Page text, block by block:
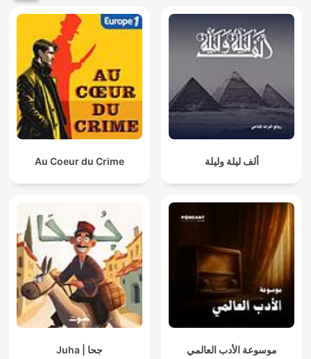
Au Coeur du Crime ألف ليلة وليلة
Juha | جحا موسوعة الأدب العالمي